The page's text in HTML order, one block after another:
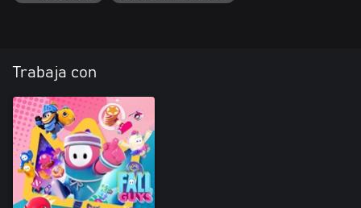
Trabaja con